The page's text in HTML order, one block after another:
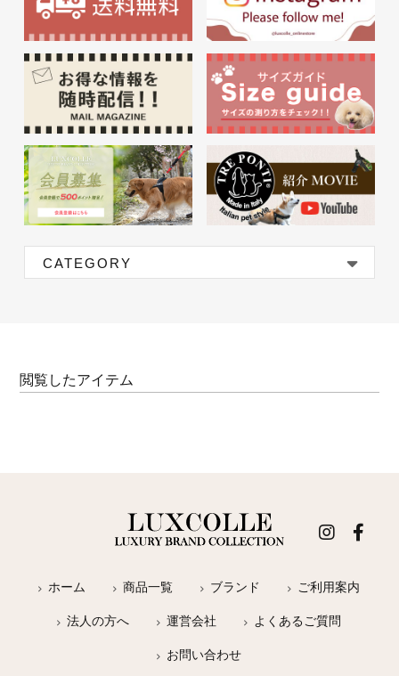
CATEGORY
閲覧したアイテム
ホーム 商品一覧 ブランド ご利用案内
法人の方へ 運営会社 よくあるご質問
お問い合わせ